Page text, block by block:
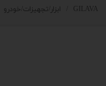
خروج از حساب کاربری
GILAVA ابزار/تجهیزات/خودرو